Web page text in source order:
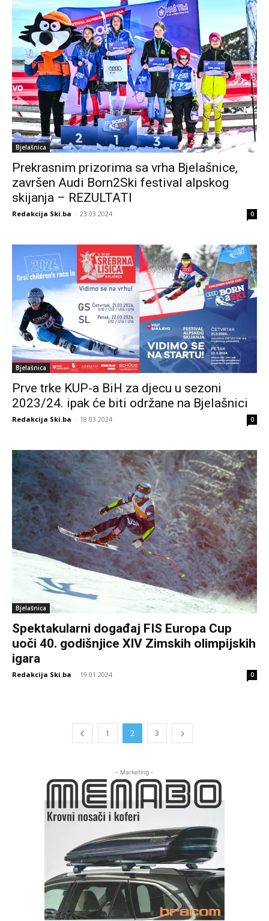
Bjelašnica
Prekrasnim prizorima sa vrha Bjelašnice,
završen Audi Born2Ski festival alpskog
skijanja – REZULTATI
Redakcija Ski.ba - 23.03.2024 0
Bjelašnica
Prve trke KUP-a BiH za djecu u sezoni
2023/24. ipak će biti održane na Bjelašnici
Redakcija Ski.ba - 18.03.2024 0
Bjelašnica
Spektakularni događaj FIS Europa Cup
uoči 40. godišnjice XIV Zimskih olimpijskih
igara
Redakcija Ski.ba - 19.01.2024 0
1 2 3
- Marketing -